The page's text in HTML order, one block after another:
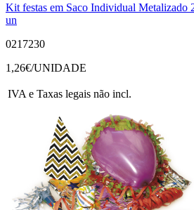
Kit festas em Saco Individual Metalizado
un
0217230
1,26€/UNIDADE
IVA e Taxas legais não incl.